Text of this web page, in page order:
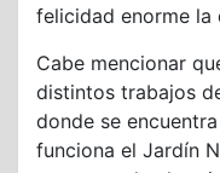
felicidad enorme la
Cabe mencionar
distintos trabajos
donde se
funciona el Jardín